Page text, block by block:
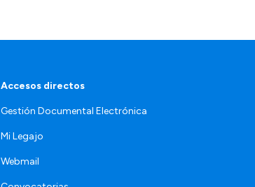
Accesos directos
Gestión Documental Electrónica
Mi Legajo
Webmail